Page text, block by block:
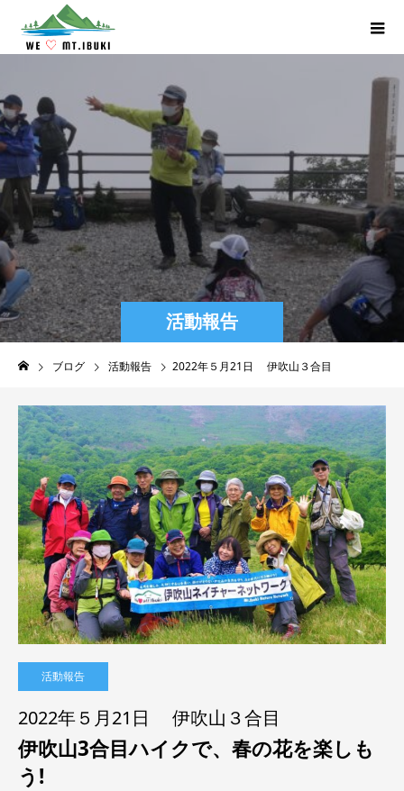
活動報告
ブログ 活動報告 2022年５月21日 伊吹山３合目
活動報告
2022年５月21日 伊吹山３合目
伊吹山3合目ハイクで、春の花を楽しも
う!